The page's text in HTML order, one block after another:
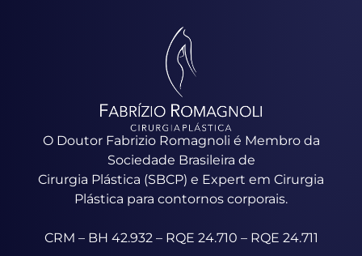
O Doutor Fabrizio Romagnoli é Membro da
Sociedade Brasileira de
Cirurgia Plástica (SBCP) e Expert em Cirurgia
Plástica para contornos corporais.
CRM – BH 42.932 – RQE 24.710 – RQE 24.711